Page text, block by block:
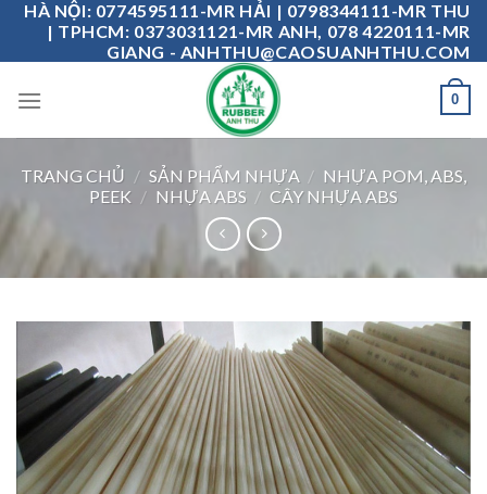
Skip
content
HÀ NỘI: 0774595111-MR HẢI | 0798344111-MR THU
| TPHCM: 0373031121-MR ANH, 078 4220111-MR
GIANG - ANHTHU@CAOSUANHTHU.COM
0
TRANG CHỦ / SẢN PHẨM NHỰA / NHỰA POM, ABS,
PEEK / NHỰA ABS / CÂY NHỰA ABS